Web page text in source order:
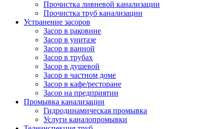
Прочистка ливневой канализации
Прочистка труб канализации
Устранение засоров
Засор в раковине
Засор в унитазе
Засор в ванной
Засор в трубах
Засор в душевой
Засор в частном доме
Засор в кафе/ресторане
Засор на предприятии
Промывка канализации
Гидродинамическая промывка
Услуги каналопромывки